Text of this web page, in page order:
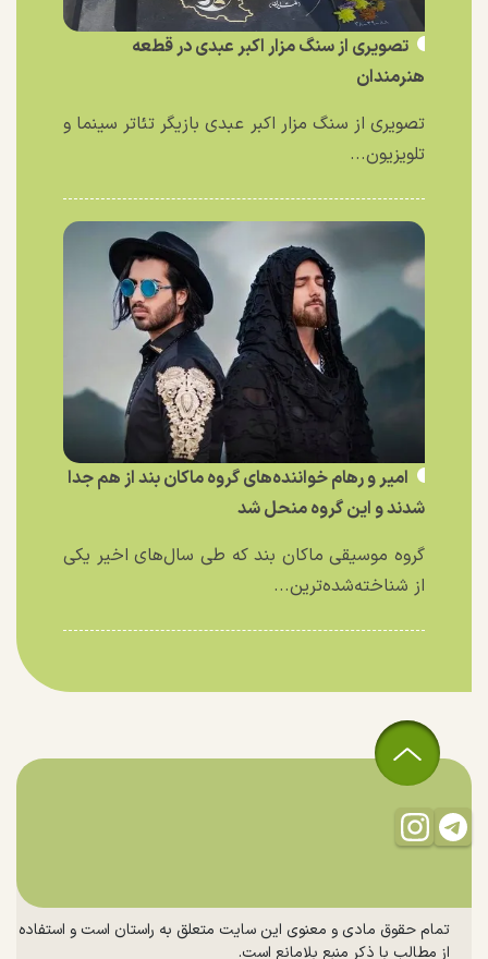
تصویری از سنگ مزار اکبر عبدی در قطعه
هنرمندان
تصویری از سنگ مزار اکبر عبدی بازیگر تئاتر سینما و
تلویزیون...
امیر و رهام خواننده‌های گروه ماکان بند از هم جدا
شدند و این گروه منحل شد
گروه موسیقی ماکان بند که طی سال‌های اخیر یکی
از شناخته‌شده‌ترین...
تمام حقوق مادی و معنوی این سایت متعلق به راستان است و استفاده
از مطالب با ذکر منبع بلامانع است.